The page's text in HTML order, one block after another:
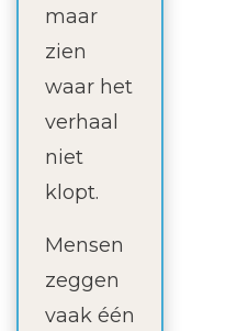
maar
zien
waar het
verhaal
niet
klopt.
Mensen
zeggen
vaak één